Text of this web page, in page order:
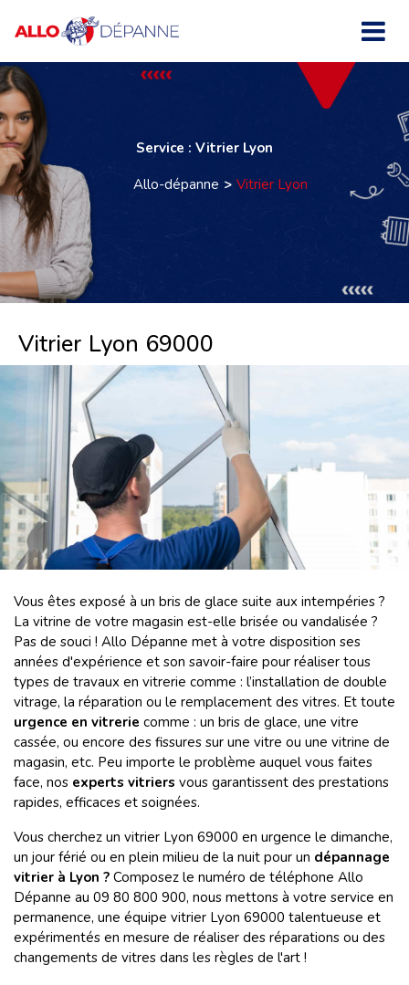
Service : Vitrier Lyon
Allo-dépanne
Vitrier Lyon
Vitrier Lyon 69000
Vous êtes exposé à un bris de glace suite aux intempéries ?
La vitrine de votre magasin est-elle brisée ou vandalisée ?
Pas de souci ! Allo Dépanne met à votre disposition ses
années d'expérience et son savoir-faire pour réaliser tous
types de travaux en vitrerie comme : l’installation de double
vitrage, la réparation ou le remplacement des vitres. Et toute
urgence en vitrerie comme : un bris de glace, une vitre
cassée, ou encore des fissures sur une vitre ou une vitrine de
magasin, etc. Peu importe le problème auquel vous faites
face, nos experts vitriers vous garantissent des prestations
rapides, efficaces et soignées.
Vous cherchez un vitrier Lyon 69000 en urgence le dimanche,
un jour férié ou en plein milieu de la nuit pour un dépannage
vitrier à Lyon ? Composez le numéro de téléphone Allo
Dépanne au 09 80 800 900, nous mettons à votre service en
permanence, une équipe vitrier Lyon 69000 talentueuse et
expérimentés en mesure de réaliser des réparations ou des
changements de vitres dans les règles de l'art !